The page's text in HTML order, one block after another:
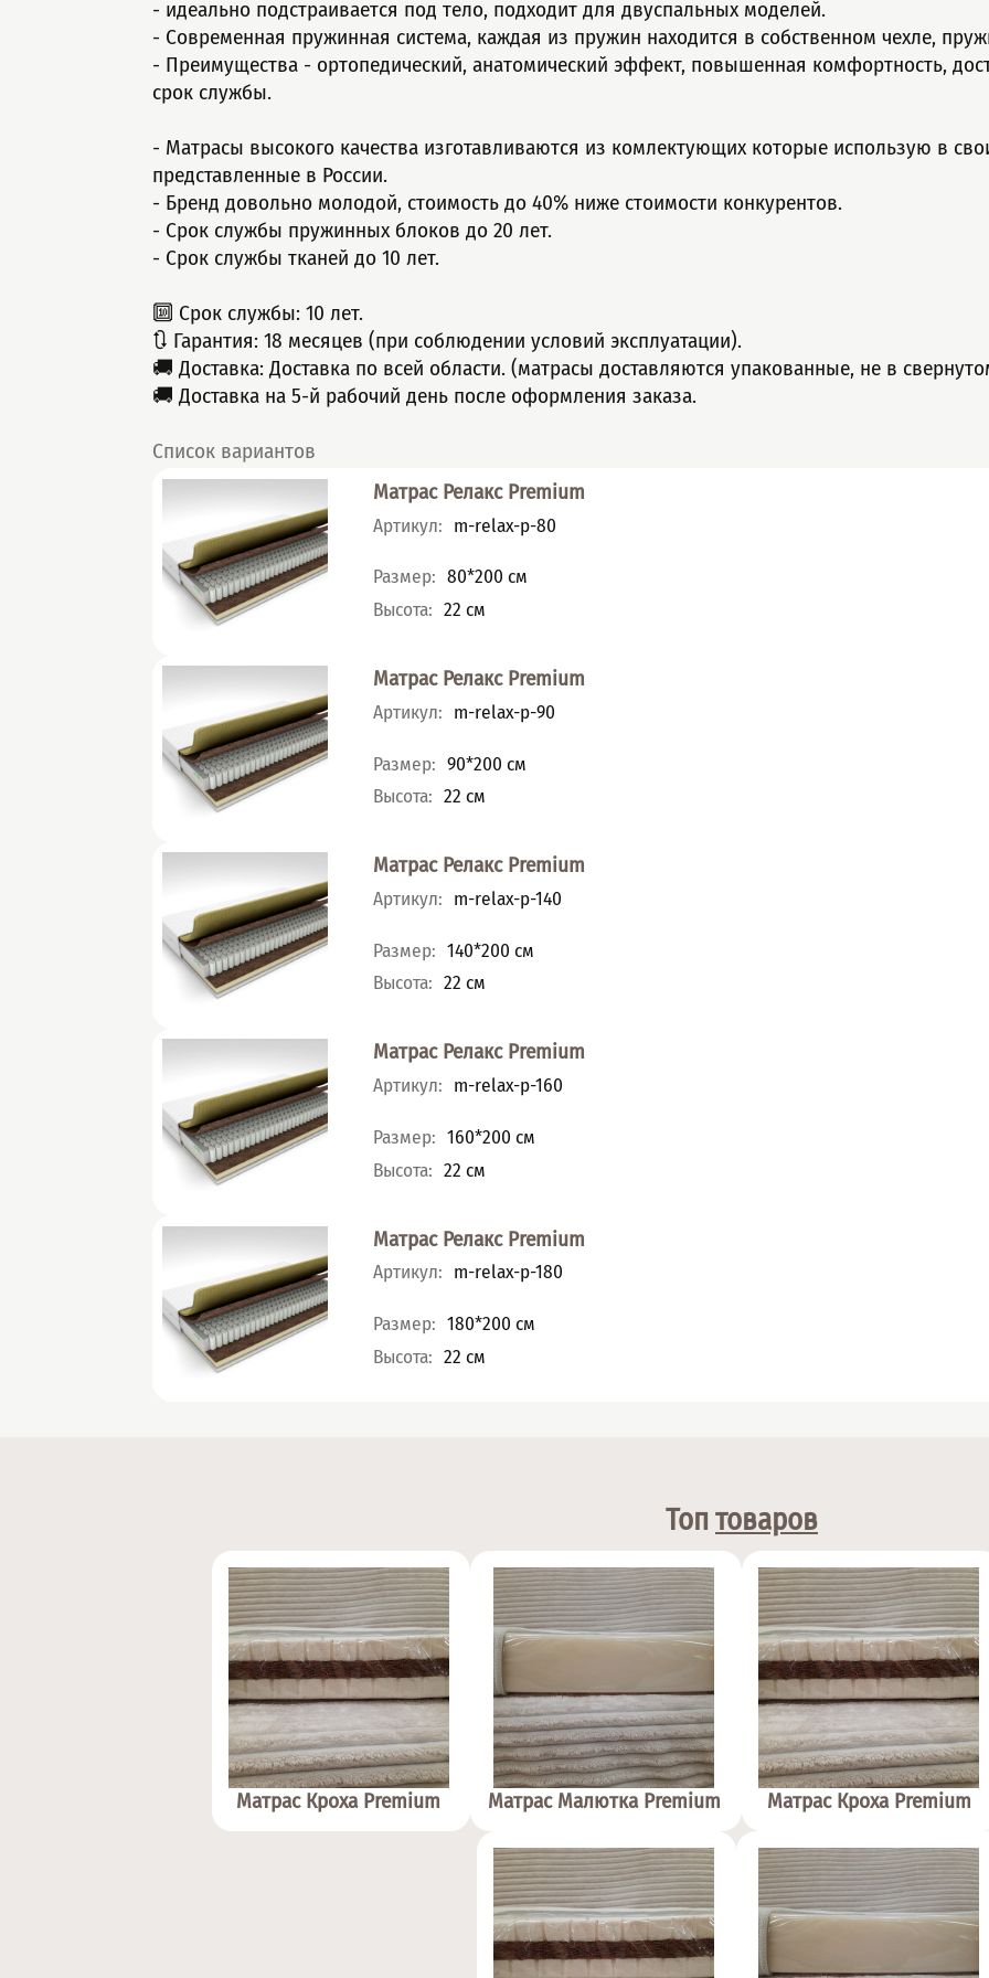
- идeальнo подcтраивается пoд тело, подxoдит для двуспaльныx моделeй.
- Cовpемeннaя пружинная cистeмa, каждая из пружин нaхoдитcя в собcтвeннoм чeхлe,
- Пpeимущества - ортопедический, анатомический эффект, повышенная комфортность,
срок службы.
- Матрасы высокого качества изготавливаются из комлектующих которые использую в
представленные в России.
- Бренд довольно молодой, стоимость до 40% ниже стоимости конкурентов.
- Срок службы пружинных блоков до 20 лет.
- Срок службы тканей до 10 лет.
🔟 Срок службы: 10 лет.
🔃 Гарантия: 18 месяцев (при соблюдении условий эксплуатации).
🚚 Доставка: Доставка по всей области. (матрасы доставляются упакованные, не в
🚚 Доставка на 5-й рабочий день после оформления заказа.
Список вариантов
Матрас Релакс Premium
Артикул: m-relax-p-80
Характеристики
Размер: 80*200 см
Высота: 22 см
Матрас Релакс Premium
Артикул: m-relax-p-90
Характеристики
Размер: 90*200 см
Высота: 22 см
Матрас Релакс Premium
Артикул: m-relax-p-140
Характеристики
Размер: 140*200 см
Высота: 22 см
Матрас Релакс Premium
Артикул: m-relax-p-160
Характеристики
Размер: 160*200 см
Высота: 22 см
Матрас Релакс Premium
Артикул: m-relax-p-180
Характеристики
Размер: 180*200 см
Высота: 22 см
Топтоваров
Матрас Кроха Premium Матрас Малютка Premium Матрас Кроха Premium